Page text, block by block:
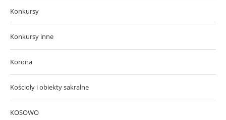
Konkursy
Konkursy inne
Korona
Kościoły i obiekty sakralne
KOSOWO